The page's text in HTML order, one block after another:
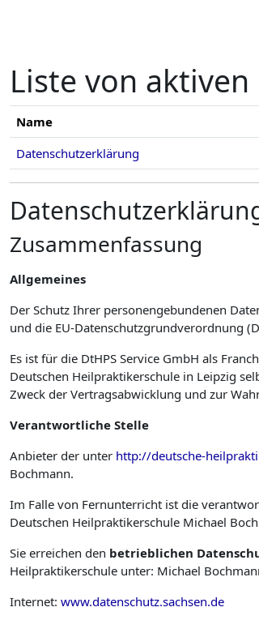
Liste von
Name
Datenschutzerklärung
Zusammenfassung
Allgemeines
Der Schutz Ihrer personengebundenen
und die EU-Datenschutzgrundverordnung
Es ist für die DtHPS Service GmbH als
Deutschen Heilpraktikerschule in Leipzig
Zweck der Vertragsabwicklung und zur
Verantwortliche Stelle
Anbieter der unter http://deutsche-
Bochmann.
Im Falle von Fernunterricht ist die
Deutschen Heilpraktikerschule Michael
Sie erreichen den betrieblichen
Heilpraktikerschule unter: Michael
Internet: www.datenschutz.sachsen.de